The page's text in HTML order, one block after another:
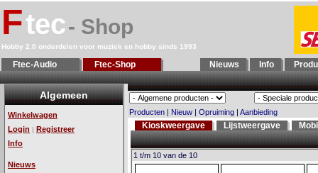
Ftec- Shop
Hobby 2.0 onderdelen voor muziek en hobby sinds 1993
Ftec-Audio Ftec-Shop Nieuws Info
Algemeen
Winkelwagen
Login | Registreer
Info
Nieuws
Producten | Nieuw | Opruiming | Aanbieding
Kioskweergave Lijstweergave
1 t/m 10 van de 10